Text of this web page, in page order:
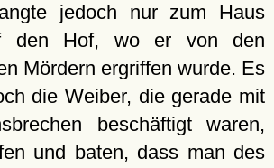
jedoch nur zum Haus
den Hof, wo er von den
Mördern ergriffen wurde. Es
die Weiber, die gerade mit
beschäftigt waren,
und baten, dass man des